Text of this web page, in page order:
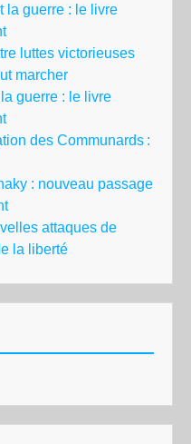
la guerre : le livre
luttes victorieuses
marcher
guerre : le livre
des Communards :
: nouveau passage
attaques de
la liberté